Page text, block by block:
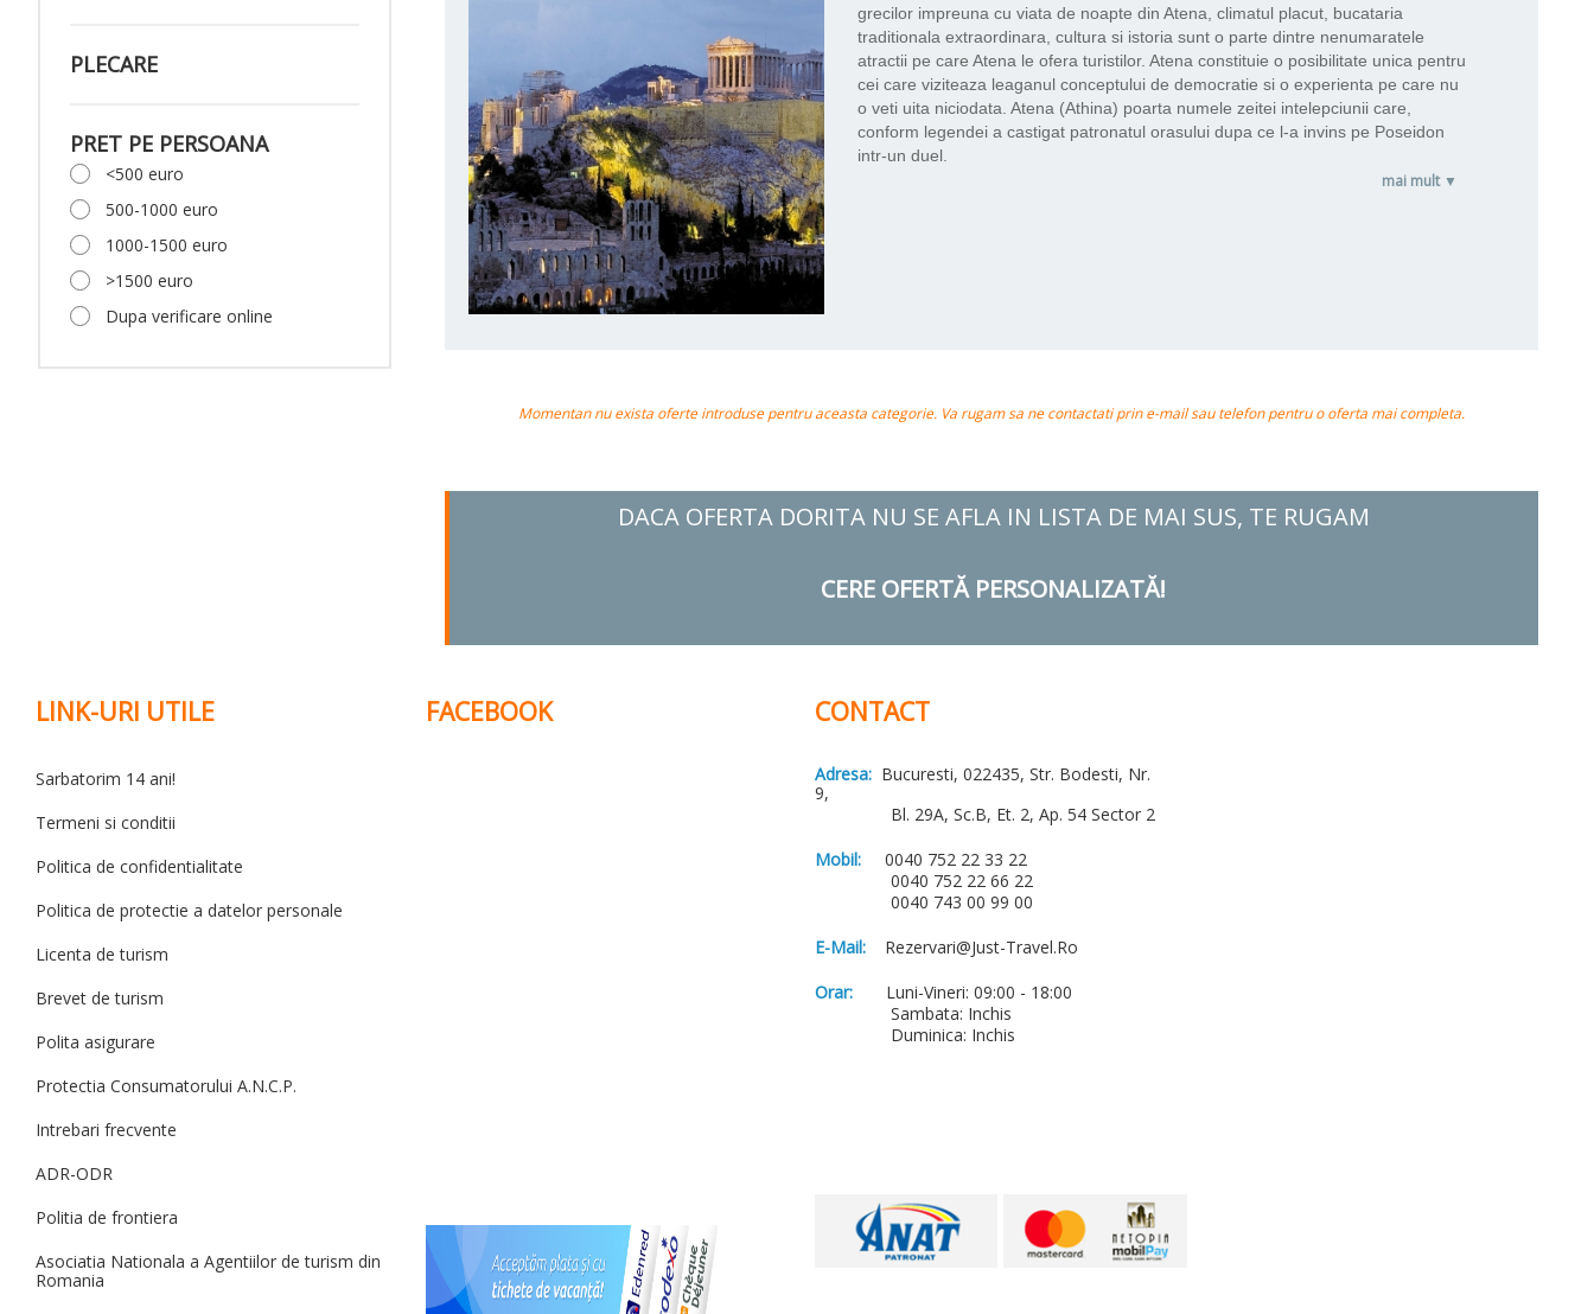
PLECARE
PRET PE PERSOANA
<500 euro
500-1000 euro
1000-1500 euro
>1500 euro
Dupa verificare online
grecilor impreuna cu viata de noapte din Atena, climatul placut, bucataria
traditionala extraordinara, cultura si istoria sunt o parte dintre nenumaratele
atractii pe care Atena le ofera turistilor. Atena constituie o posibilitate unica pentru
cei care viziteaza leaganul conceptului de democratie si o experienta pe care nu
o veti uita niciodata. Atena (Athina) poarta numele zeitei intelepciunii care,
conform legendei a castigat patronatul orasului dupa ce l-a invins pe Poseidon
intr-un duel.
mai mult ▼
Momentan nu exista oferte introduse pentru aceasta categorie. Va rugam sa ne contactati prin e-mail sau telefon pentru o oferta mai completa.
DACA OFERTA DORITA NU SE AFLA IN LISTA DE MAI SUS, TE RUGAM
CERE OFERTĂ PERSONALIZATĂ!
LINK-URI UTILE
Sarbatorim 14 ani!
Termeni si conditii
Politica de confidentialitate
Politica de protectie a datelor personale
Licenta de turism
Brevet de turism
Polita asigurare
Protectia Consumatorului A.N.C.P.
Intrebari frecvente
ADR-ODR
Politia de frontiera
Asociatia Nationala a Agentiilor de turism din
Romania
FACEBOOK CONTACT
Adresa: Bucuresti, 022435, Str. Bodesti, Nr.
9,
Bl. 29A, Sc.B, Et. 2, Ap. 54 Sector 2
Mobil:
0040 752 22 33 22
0040 752 22 66 22
0040 743 00 99 00
E-Mail: Rezervari@just-Travel.ro
Orar: Luni-Vineri: 09:00 - 18:00
Sambata: Inchis
Duminica: Inchis